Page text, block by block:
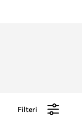
Filteri